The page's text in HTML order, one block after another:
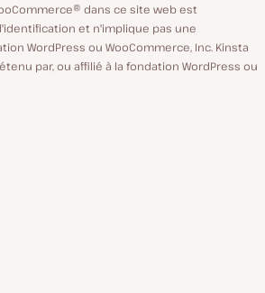
dans ce site web est
et n'implique pas une
WordPress ou WooCommerce, Inc. Kinsta
par, ou affilié à la fondation WordPress ou